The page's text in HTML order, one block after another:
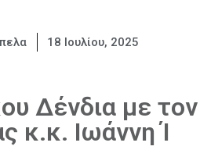
18 Ιουλίου, 2025
Δένδια με
κ.κ. Ιωάννη Ί